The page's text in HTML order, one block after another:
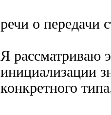
речи о передачи
Я рассматриваю
инициализации
конкретного